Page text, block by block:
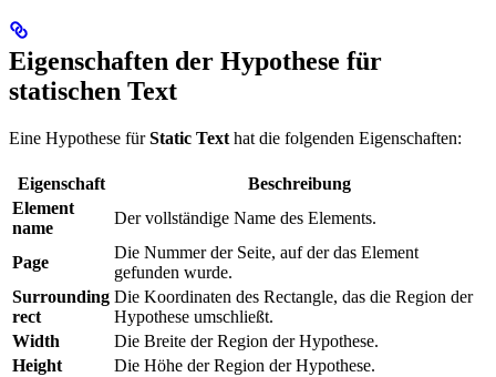
Eigenschaften der Hypothese für
statischen Text
Eine Hypothese fürStatic Text hat die folgenden Eigenschaften:
Eigenschaft
Beschreibung
Element
name
Der vollständige Name des Elements.
Page
Die Nummer der Seite, auf der das Element
gefunden wurde.
Surrounding
rect
Die Koordinaten des Rectangle, das die Region der
Hypothese umschließt.
Width
Die Breite der Region der Hypothese.
Height
Die Höhe der Region der Hypothese.